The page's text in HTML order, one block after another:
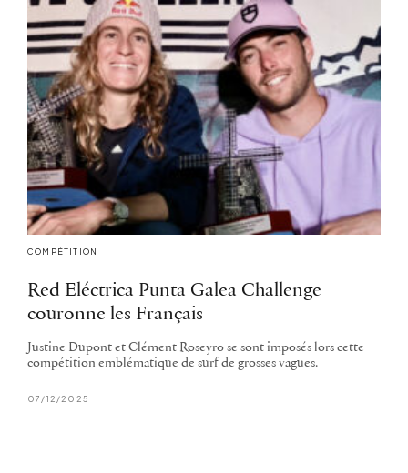
COMPÉTITION
Red Eléctrica Punta Galea Challenge
couronne les Français
Justine Dupont et Clément Roseyro se sont imposés lors cette
compétition emblématique de surf de grosses vagues.
07/12/2025